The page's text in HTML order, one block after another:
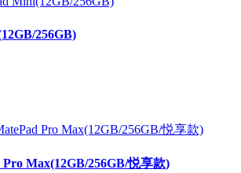
256GB)
Max(12GB/256GB/悦享款)